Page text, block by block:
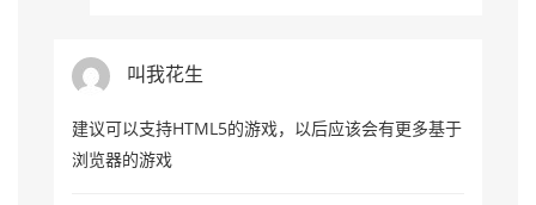
叫我花生
建议可以支持HTML5的游戏，以后应该会有更多基于
浏览器的游戏